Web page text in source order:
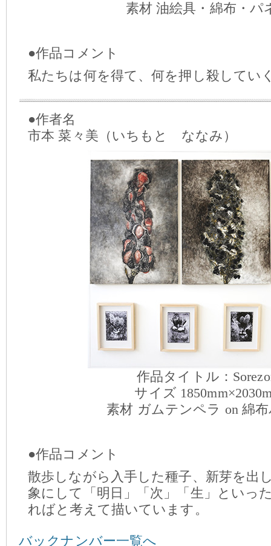
素材 油絵具・綿布・パ
●作品コメント
私たちは何を得て、何を押し殺してい
●作者名
市本 菜々美（いちもと ななみ）
作品タイトル：
サイズ
素材 ガムテンペラ on 綿
●作品コメント
散歩しながら入手した種子、新芽を出
象にして「明日」「次」「生」といっ
ればと考えて描いています。
バックナンバー一覧へ